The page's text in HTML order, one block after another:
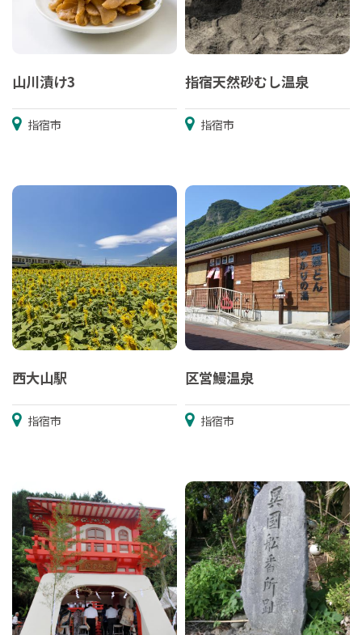
山川漬け3
指宿市
指宿天然砂むし温泉
指宿市
西大山駅
指宿市
区営鰻温泉
指宿市